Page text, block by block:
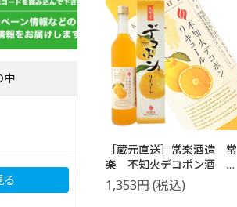
中
る
［蔵元直送］常楽酒造 常
楽 不知火デコポン酒
500ml
1,353円 (税込)